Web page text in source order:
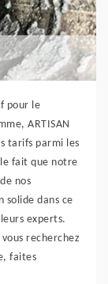
pour le
ARTISAN
tarifs parmi les
fait que notre
nos
solide dans ce
experts.
recherchez
faites